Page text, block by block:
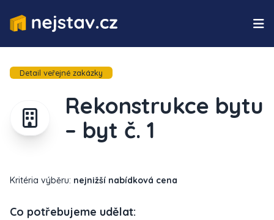
Detail veřejné zakázky
Rekonstrukce bytu
– byt č. 1
Kritéria výběru: nejnižší nabídková cena
Co potřebujeme udělat: